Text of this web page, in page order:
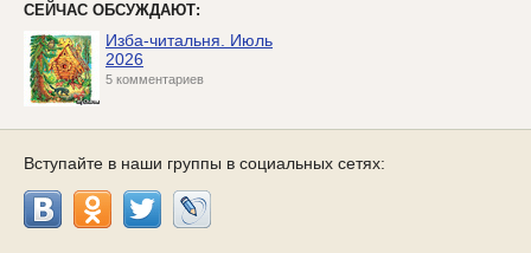
СЕЙЧАС ОБСУЖДАЮТ:
Изба-читальня. Июль
2026
5 комментариев
Вступайте в наши группы в социальных сетях: